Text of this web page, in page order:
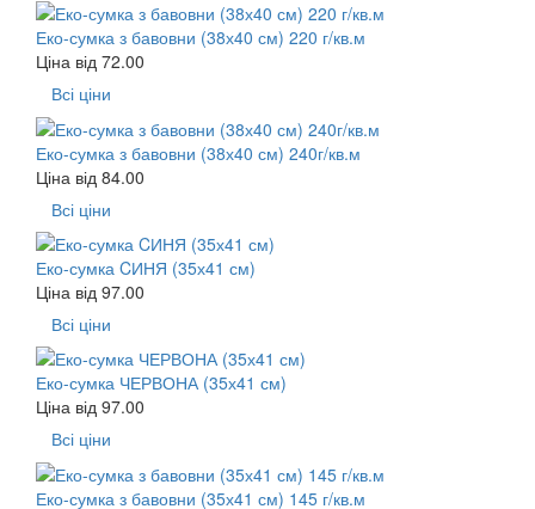
Еко-сумка з бавовни (38х40 см) 220 г/кв.м
Ціна від 72.00
Всі ціни
Еко-сумка з бавовни (38х40 см) 240г/кв.м
Ціна від 84.00
Всі ціни
Еко-сумка CИНЯ (35х41 см)
Ціна від 97.00
Всі ціни
Еко-сумка ЧЕРВОНА (35х41 см)
Ціна від 97.00
Всі ціни
Еко-сумка з бавовни (35х41 см) 145 г/кв.м